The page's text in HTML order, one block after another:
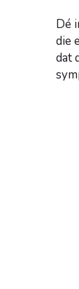
Dé
die
dat